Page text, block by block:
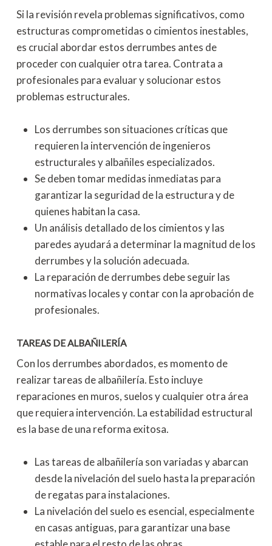
Si la revisión revela problemas significativos, como
estructuras comprometidas o cimientos inestables,
es crucial abordar estos derrumbes antes de
proceder con cualquier otra tarea. Contrata a
profesionales para evaluar y solucionar estos
problemas estructurales.
Los derrumbes son situaciones críticas que
requieren la intervención de ingenieros
estructurales y albañiles especializados.
Se deben tomar medidas inmediatas para
garantizar la seguridad de la estructura y de
quienes habitan la casa.
Un análisis detallado de los cimientos y las
paredes ayudará a determinar la magnitud de los
derrumbes y la solución adecuada.
La reparación de derrumbes debe seguir las
normativas locales y contar con la aprobación de
profesionales.
TAREAS DE ALBAÑILERÍA
Con los derrumbes abordados, es momento de
realizar tareas de albañilería. Esto incluye
reparaciones en muros, suelos y cualquier otra área
que requiera intervención. La estabilidad estructural
es la base de una reforma exitosa.
Las tareas de albañilería son variadas y abarcan
desde la nivelación del suelo hasta la preparación
de regatas para instalaciones.
La nivelación del suelo es esencial, especialmente
en casas antiguas, para garantizar una base